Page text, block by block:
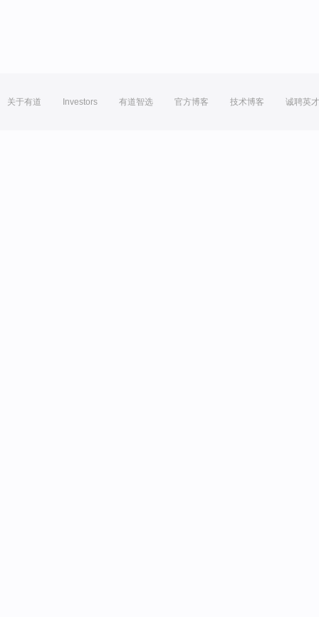
关于有道 Investors 有道智选 官方博客 技术博客 诚聘英才